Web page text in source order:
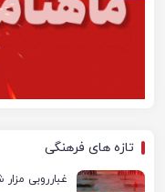
تازه های فرهنگی